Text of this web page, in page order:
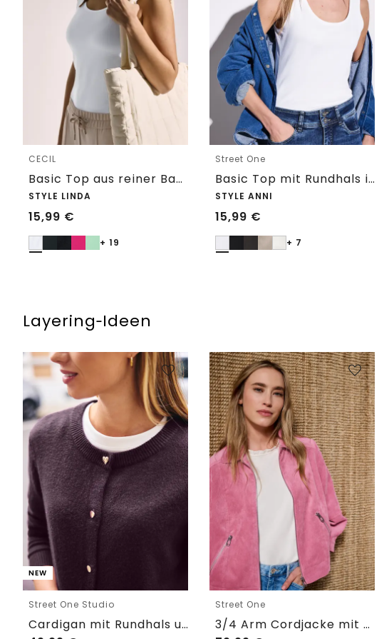
CECIL
Basic Top aus reiner Baumwolle
STYLE LINDA
15,99 €
+ 19
Street One
Basic Top mit Rundhals in Unifarbe
STYLE ANNI
15,99 €
+ 7
Layering‑Ideen
NEW
Street One Studio
Cardigan mit Rundhals und Knöpfen
Street One
3/4 Arm Cordjacke mit Hemdkragen